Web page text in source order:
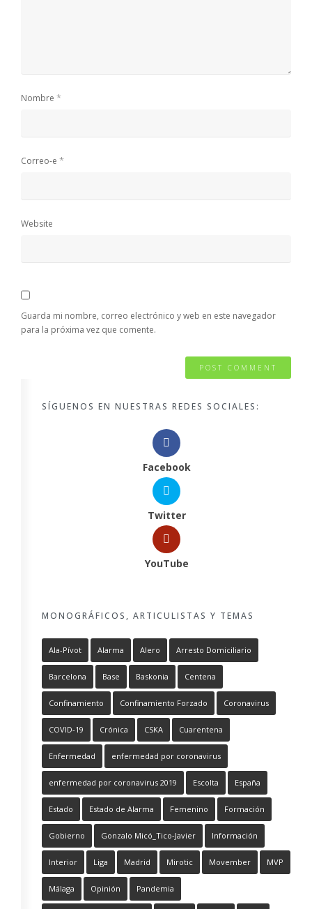
Nombre *
Correo-e *
Website
Guarda mi nombre, correo electrónico y web en este navegador
para la próxima vez que comente.
SÍGUENOS EN NUESTRAS REDES SOCIALES:
Facebook
Twitter
YouTube
MONOGRÁFICOS, ARTICULISTAS Y TEMAS
Ala-Pívot Alarma Alero Arresto Domiciliario
Barcelona Base Baskonia Centena
Confinamiento Confinamiento Forzado Coronavirus
COVID-19 Crónica CSKA Cuarentena
Enfermedad enfermedad por coronavirus
enfermedad por coronavirus 2019 Escolta España
Estado Estado de Alarma Femenino Formación
Gobierno Gonzalo Micó_Tico-Javier Información
Interior Liga Madrid Mirotic Movember MVP
Málaga Opinión Pandemia